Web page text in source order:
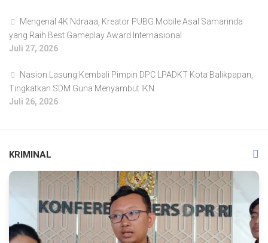
Mengenal 4K Ndraaa, Kreator PUBG Mobile Asal Samarinda
yang Raih Best Gameplay Award Internasional
Juli 27, 2026
Nasion Lasung Kembali Pimpin DPC LPADKT Kota Balikpapan,
Tingkatkan SDM Guna Menyambut IKN
Juli 26, 2026
KRIMINAL